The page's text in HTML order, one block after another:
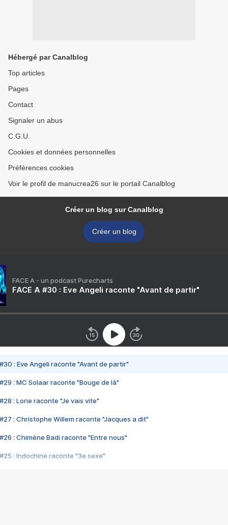
Hébergé par Canalblog
Top articles
Pages
Contact
Signaler un abus
C.G.U.
Cookies et données personnelles
Préférences cookies
Voir le profil de manucrea26 sur le portail Canalblog
Créer un blog sur Canalblog
Créer un blog
FACE A - un podcast Purecharts
FACE A #30 : Eve Angeli raconte "Avant de partir"
#30 : Eve Angeli raconte "Avant de partir"
#29 : MC Solaar raconte "Bouge de là"
#28 : Lorie raconte "Je vais vite"
#27 : Christophe Willem raconte "Jacques a dit"
#26 : Chimène Badi raconte "Entre nous"
#25 : Indochine raconte "3e sexe"